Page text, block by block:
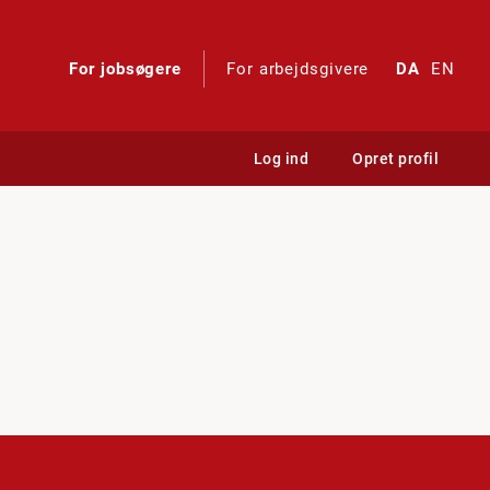
For jobsøgere For arbejdsgivere DA EN
Log ind Opret profil